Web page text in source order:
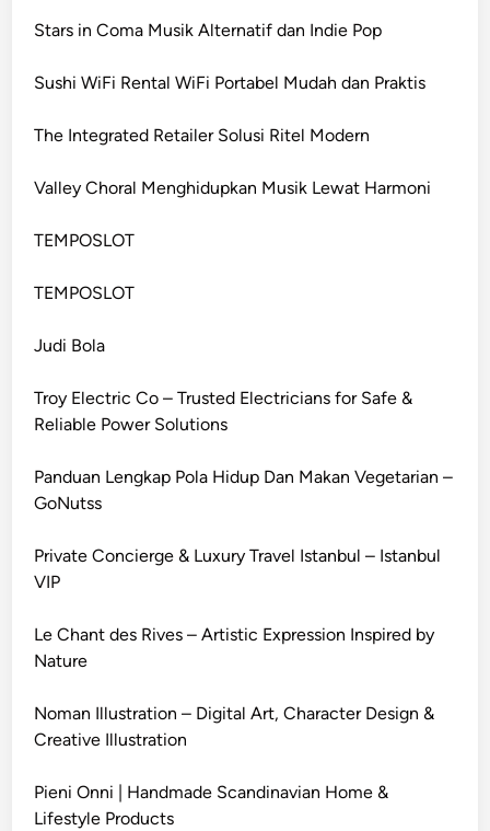
Stars in Coma Musik Alternatif dan Indie Pop
Sushi WiFi Rental WiFi Portabel Mudah dan Praktis
The Integrated Retailer Solusi Ritel Modern
Valley Choral Menghidupkan Musik Lewat Harmoni
TEMPOSLOT
TEMPOSLOT
Judi Bola
Troy Electric Co – Trusted Electricians for Safe &
Reliable Power Solutions
Panduan Lengkap Pola Hidup Dan Makan Vegetarian –
GoNutss
Private Concierge & Luxury Travel Istanbul – Istanbul
VIP
Le Chant des Rives – Artistic Expression Inspired by
Nature
Noman Illustration – Digital Art, Character Design &
Creative Illustration
Pieni Onni | Handmade Scandinavian Home &
Lifestyle Products